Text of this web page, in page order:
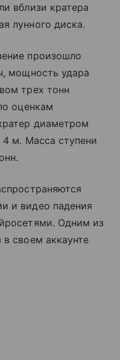
вблизи кратера
лунного диска.
произошло
мощность удара
трех тонн
оценкам
диаметром
4 м. Масса ступени
и видео падения
Одним из
своем аккаунте